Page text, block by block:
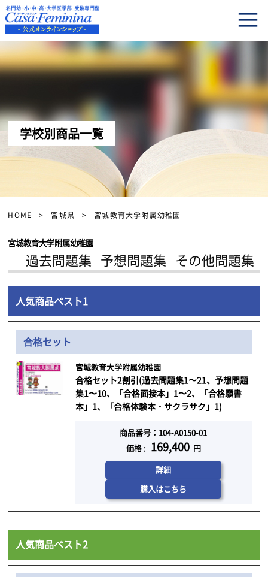
学校別商品一覧
HOME 宮城県 宮城教育大学附属幼稚園
宮城教育大学附属幼稚園
過去問題集 予想問題集 その他問題集
人気商品ベスト1
合格セット
宮城教育大学附属幼稚園
合格セット2割引(過去問題集1〜21、予想問題
集1〜10、「合格面接本」1〜2、「合格願書
本」1、「合格体験本・サクラサク」1)
商品番号：104-A0150-01
価格 : 169,400 円
詳細
購入はこちら
人気商品ベスト2